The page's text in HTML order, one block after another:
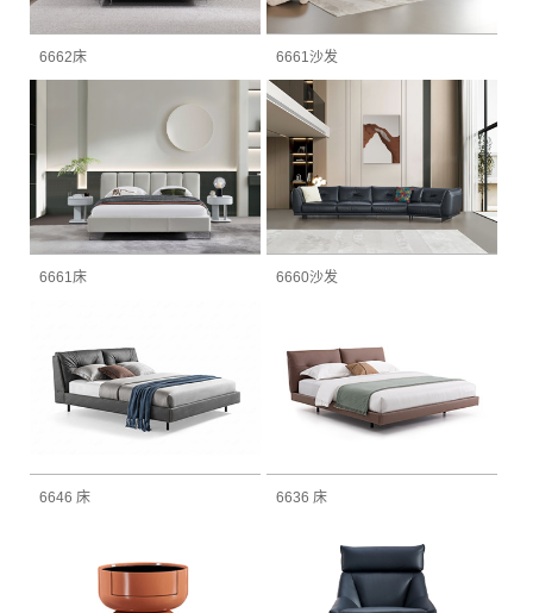
6662床 6661沙发
6661床 6660沙发
6646 床 6636 床